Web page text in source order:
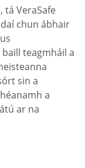
tá VeraSafe
chun ábhair
teagmháil a
sin a
a
ar na